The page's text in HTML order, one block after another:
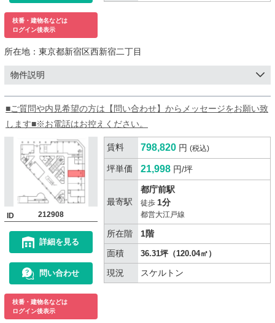
枝番・建物名などは
ログイン後表示
所在地： 東京都新宿区西新宿二丁目
物件説明
■ご質問や内見希望の方は【問い合わせ】からメッセージをお願い致
します■※お電話はお控えください。
ID 212908
詳細を見る
問い合わせ
枝番・建物名などは
ログイン後表示
賃料 798,820 円 (税込)
坪単価 21,998 円/坪
最寄駅
都庁前駅
徒歩 1分
都営大江戸線
所在階
1階
面積
36.31坪（120.04㎡）
現況 スケルトン